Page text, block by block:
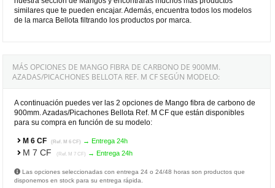
similares que te pueden encajar. Además, encuentra todos los modelos
de la marca Bellota filtrando los productos por marca.
MÁS OPCIONES DE MANGO FIBRA DE CARBONO DE 900MM.
AZADAS/PICACHONES BELLOTA REF. M CF SEGÚN MODELO:
A continuación puedes ver las 2 opciones de Mango fibra de carbono de
900mm. Azadas/Picachones Bellota Ref. M CF que están disponibles
para su compra en función de su modelo:
M 6 CF (Ref. M 6 CF) → Entrega 24h
M 7 CF (Ref. M 7 CF) → Entrega 24h
Las opciones seleccionadas con entrega 24 o 24/48 horas son productos que
disponemos en stock para su entrega rápida.